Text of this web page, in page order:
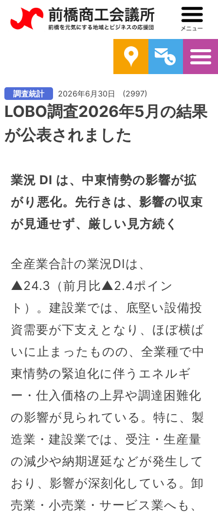
前橋商工会議所メ
調査統計 2026年6月30日 (2997)
LOBO調査2026年5月の結果
が公表されました
業況 DI は、中東情勢の影響が拡
がり悪化。先行きは、影響の収束
が見通せず、厳しい見方続く
全産業合計の業況DIは、
▲24.3（前月比▲2.4ポイン
ト）。建設業では、底堅い設備投
資需要が下支えとなり、ほぼ横ば
いに止まったものの、全業種で中
東情勢の緊迫化に伴うエネルギ
ー・仕入価格の上昇や調達困難化
の影響が見られている。特に、製
造業・建設業では、受注・生産量
の減少や納期遅延などが発生して
おり、影響が深刻化している。卸
売業・小売業・サービス業へも、